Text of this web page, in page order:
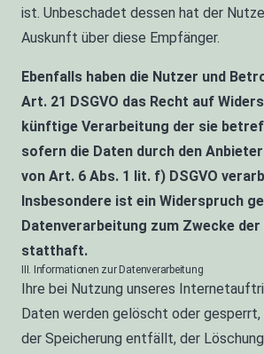
ist. Unbeschadet dessen hat der
Auskunft über diese Empfänger.
Ebenfalls haben die Nutzer und
Art. 21 DSGVO das Recht auf
künftige Verarbeitung der sie
sofern die Daten durch den
von Art. 6 Abs. 1 lit. f) DSGVO
Insbesondere ist ein Widerspruch
Datenverarbeitung zum Zwecke
statthaft.
III. Informationen zur Datenverarbeitung
Ihre bei Nutzung unseres
Daten werden gelöscht oder
der Speicherung entfällt, der